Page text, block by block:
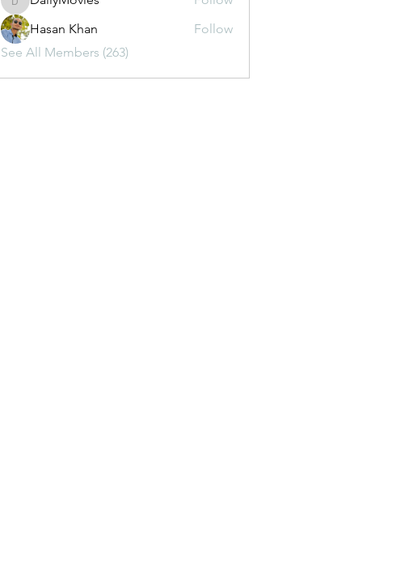
DailyMovies
Hasan Khan
Follow
See All Members (263)